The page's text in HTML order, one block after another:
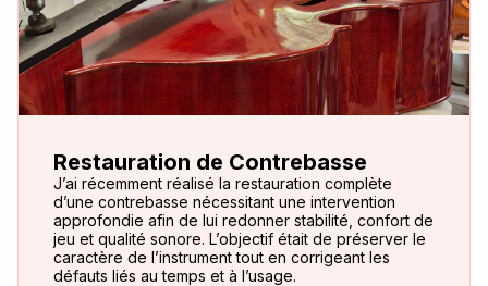
Restauration de Contrebasse
J’ai récemment réalisé la restauration complète
d’une contrebasse nécessitant une intervention
approfondie afin de lui redonner stabilité, confort de
jeu et qualité sonore. L’objectif était de préserver le
caractère de l’instrument tout en corrigeant les
défauts liés au temps et à l’usage.